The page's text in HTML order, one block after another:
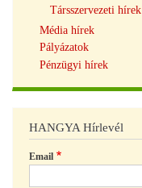
Társszervezeti hírek
Média hírek
Pályázatok
Pénzügyi hírek
HANGYA Hírlevél
Email